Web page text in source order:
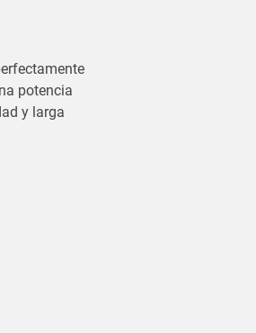
potencia
y larga